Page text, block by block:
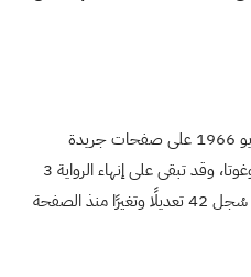
الفصل الأول رأى النور في الأول من مايو 1966 على صفحات جريدة
“الإسبكتادور El Espectador ” في بوغوتا، وقد تبقى على إنهاء الرواية 3
أشهر، وبين هذه النسخة ونسخة 67، سُجل 42 تعديلًا وتغيرًا منذ الصفحة